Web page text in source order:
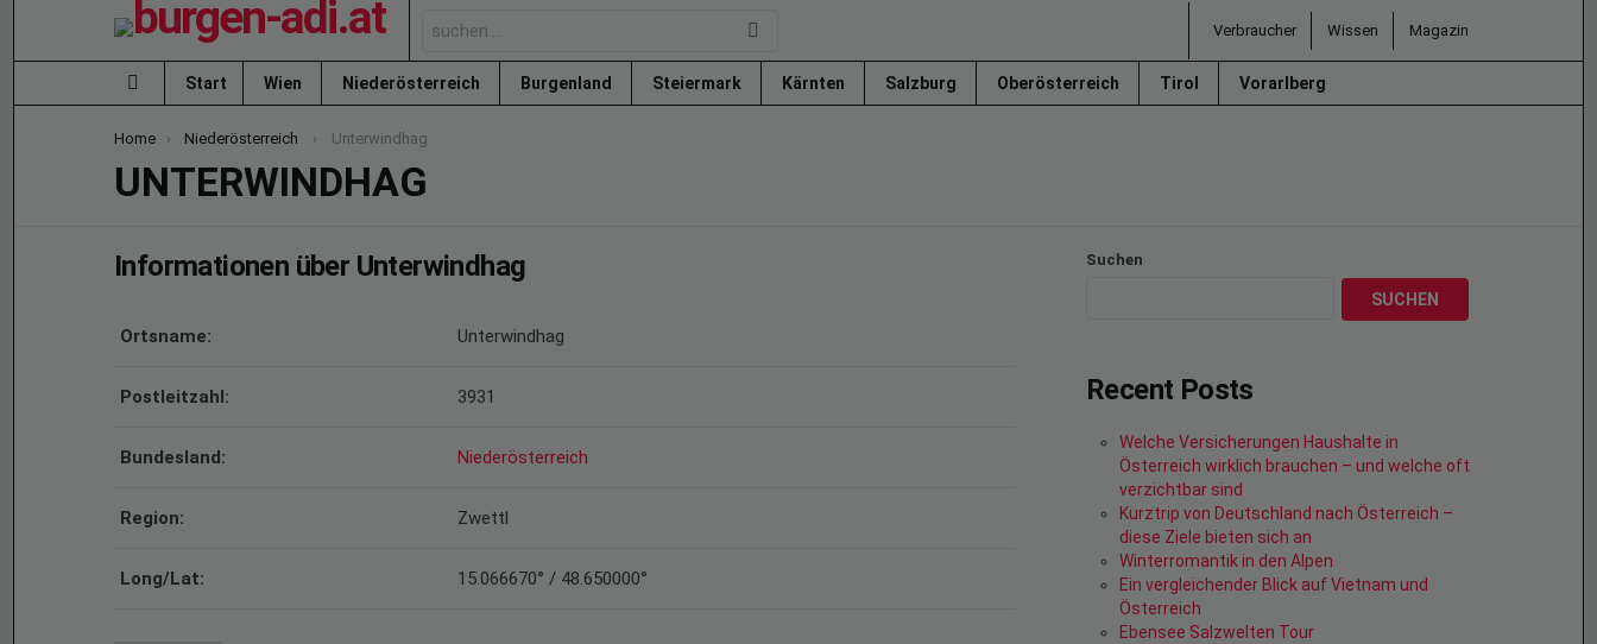
for:
Verbraucher Wissen Magazin
Menu
Start Wien Niederösterreich Burgenland Steiermark Kärnten Salzburg Oberösterreich Tirol Vorarlberg
You are here:
Home Niederösterreich Unterwindhag
UNTERWINDHAG
Informationen über Unterwindhag
Ortsname: Unterwindhag
Postleitzahl: 3931
Bundesland: Niederösterreich
Region: Zwettl
Long/Lat: 15.066670° / 48.650000°
Suchen
SUCHEN
Recent Posts
Welche Versicherungen Haushalte in
Österreich wirklich brauchen – und welche oft
verzichtbar sind
Kurztrip von Deutschland nach Österreich –
diese Ziele bieten sich an
Winterromantik in den Alpen
Ein vergleichender Blick auf Vietnam und
Österreich
Ebensee Salzwelten Tour